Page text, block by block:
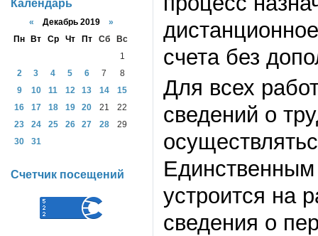
счета без
Для всех
сведений о
Единственным
устроится на
сведения о
Календарь
« Декабрь 2019 »
Пн
Вт Ср Чт Пт Сб
Вс
1
2
3 4 5 6 7
8
9
10 11 12 13 14
15
16
17 18 19 20 21
22
23
24 25 26 27 28
29
30
31
Счетчик посещений